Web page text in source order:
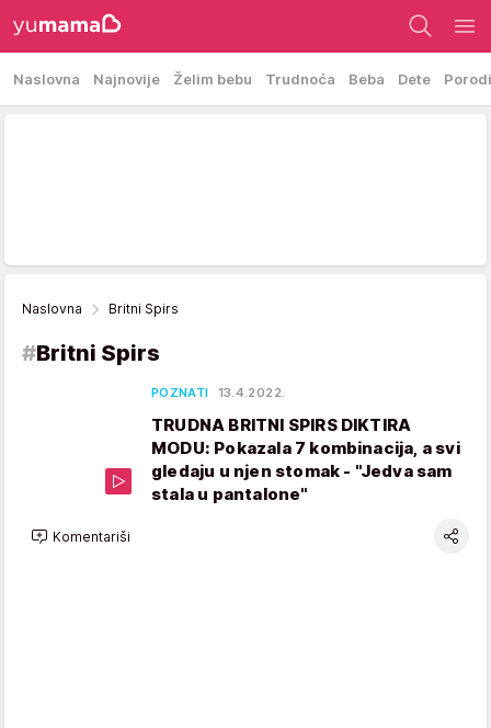
Naslovna Najnovije Želim bebu Trudnoća Beba Dete
Naslovna Britni Spirs
#Britni Spirs
POZNATI 13.4.2022.
TRUDNA BRITNI SPIRS DIKTIRA
MODU: Pokazala 7 kombinacija, a svi
gledaju u njen stomak - "Jedva sam
stala u pantalone"
Komentariši